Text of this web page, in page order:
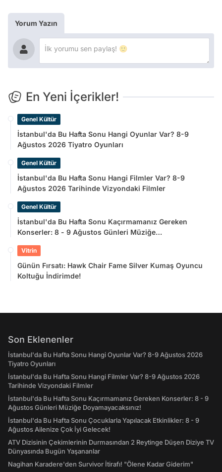
Yorum Yazın
En Yeni İçerikler!
Genel Kültür
İstanbul'da Bu Hafta Sonu Hangi Oyunlar Var? 8-9
Ağustos 2026 Tiyatro Oyunları
Genel Kültür
İstanbul'da Bu Hafta Sonu Hangi Filmler Var? 8-9
Ağustos 2026 Tarihinde Vizyondaki Filmler
Genel Kültür
İstanbul'da Bu Hafta Sonu Kaçırmamanız Gereken
Konserler: 8 - 9 Ağustos Günleri Müziğe
Vitrin
Günün Fırsatı: Hawk Chair Fame Silver Kumaş Oyuncu
Koltuğu İndirimde!
Son Eklenenler
İstanbul'da Bu Hafta Sonu Hangi Oyunlar Var? 8-9 Ağustos 2026
Tiyatro Oyunları
İstanbul'da Bu Hafta Sonu Hangi Filmler Var? 8-9 Ağustos 2026
Tarihinde Vizyondaki Filmler
İstanbul'da Bu Hafta Sonu Kaçırmamanız Gereken Konserler: 8 - 9
Ağustos Günleri Müziğe Doyamayacaksınız!
İstanbul'da Bu Hafta Sonu Çocuklarla Yapılacak Etkinlikler: 8 - 9
Ağustos Ailenize Çok İyi Gelecek!
ATV Dizisinin Çekimlerinin Durmasından 2 Reytinge Düşen Diziye TV
Dünyasında Bugün Yaşananlar
Nagihan Karadere'den Survivor İtirafı! "Ölene Kadar Giderim"